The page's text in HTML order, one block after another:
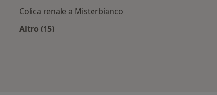
Colica renale a Misterbianco
Altro (15)